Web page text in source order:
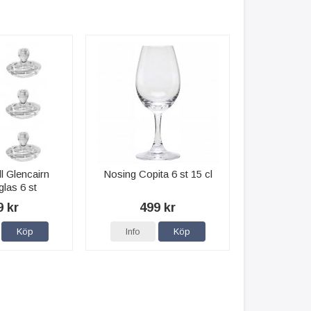
Glencairn
6 st
kr
Köp
Nosing Copita 6 st 15 cl
499 kr
Info Köp